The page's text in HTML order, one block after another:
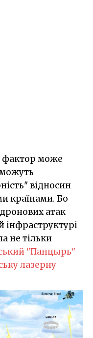
фактор може
відносин
країнами. Бо
атак
інфраструктурі
не тільки
"Панцырь"
лазерну